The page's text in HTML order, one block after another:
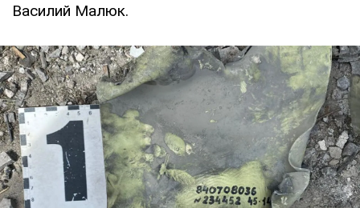
Василий Малюк.